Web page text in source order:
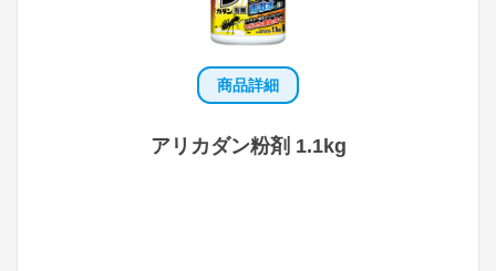
商品詳細
アリカダン粉剤 1.1kg